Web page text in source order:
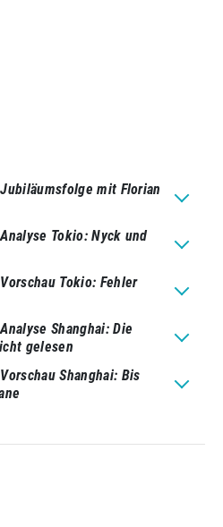
Jubiläumsfolge mit Florian
Tokio: Nyck und
Tokio: Fehler
Shanghai: Die
gelesen
Shanghai: Bis